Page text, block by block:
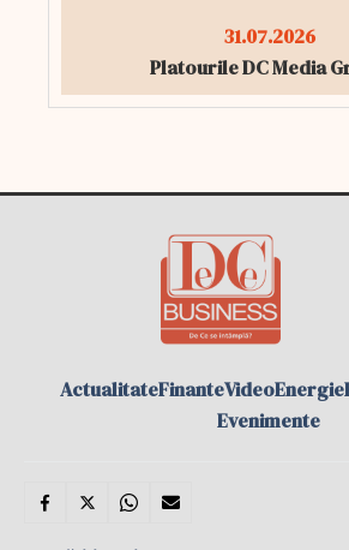
31.07.2026
Platourile DC Media
ActualitateFinanteVideoEnergie
Evenimente